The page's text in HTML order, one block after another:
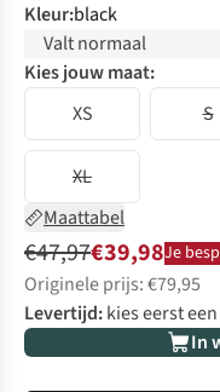
Kleur:black
Valt normaal
Kies jouw maat:
XS
S
XL
Maattabel
€47,97€39,98Je
Originele prijs: €79,95
Levertijd:kies eerst
In